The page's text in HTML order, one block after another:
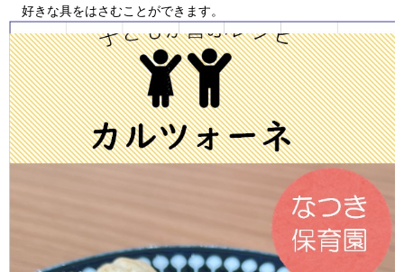
好きな具をはさむことができます。